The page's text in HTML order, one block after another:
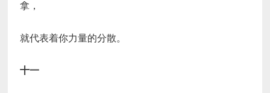
拿，
就代表着你力量的分散。
十一